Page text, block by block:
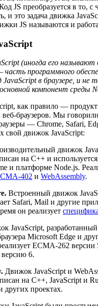
JS преобразуется в то,
и это задача движка
JS называются и
(иногда его
часть программного
в браузере, и не
компонент среды
как правило — продукт
веб-браузеров. Мы
— Chrome, Safari,
свой движок JavaScript:
движок
на C++ и
и платформе Node.js.
402 и WebAssembly.
Встроенный движок
Safari, Mail и другие
он реализует
JavaScript,
Microsoft Edge и
ECMA-262 версии
6.
Движок JavaScript и
на C++, JavaScript и
других проектах.